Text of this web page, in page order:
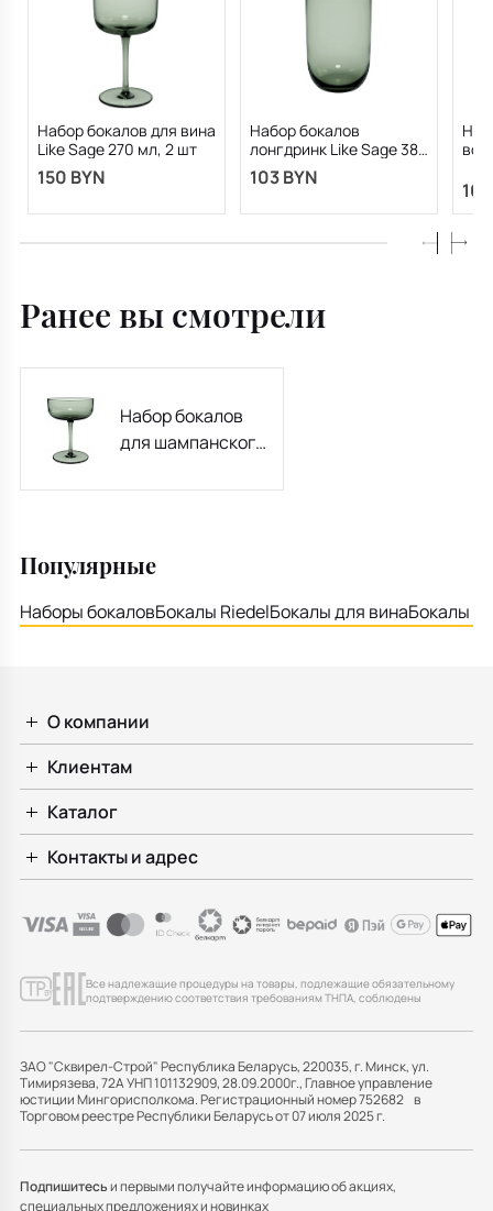
Набор бокалов для вина
Like Sage 270 мл, 2 шт
150 BYN
Набор бокалов
лонгдринк Like Sage 385
мл, 2 шт
103 BYN
Ранее вы смотрели
Набор бокалов
для шампанского/
100 мл, 2 шт
Популярные
Наборы бокаловБокалы RiedelБокалы для винаБокалы
О компании
Клиентам
Каталог
Контакты и адрес
Все надлежащие процедуры на товары, подлежащие обязательному
подтверждению соответствия требованиям ТНПА, соблюдены
ЗАО "Сквирел-Строй" Республика Беларусь, 220035, г. Минск, ул.
Тимирязева, 72А УНП 101132909, 28.09.2000г., Главное управление
юстиции Мингорисполкома. Регистрационный номер 752682 в
Торговом реестре Республики Беларусь от 07 июля 2025 г.
Подпишитесьи первыми получайте информацию об акциях,
специальных предложениях и новинках